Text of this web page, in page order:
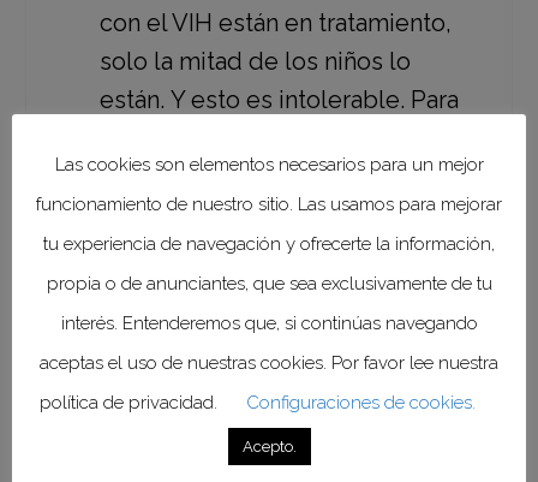
con el VIH están en tratamiento,
solo la mitad de los niños lo
están. Y esto es intolerable. Para
las desigualdades existentes en el
acceso a los recursos”.
“Tras cuatro décadas de
respuesta al VIH, las
desigualdades persisten en los
servicios más básicos, como el
acceso a las pruebas de
Las cookies son elementos necesarios para un mejor
funcionamiento de nuestro sitio. Las usamos para mejorar
tu experiencia de navegación y ofrecerte la información,
propia o de anunciantes, que sea exclusivamente de tu
interés. Entenderemos que, si continúas navegando
aceptas el uso de nuestras cookies. Por favor lee nuestra
política de privacidad.
Configuraciones de cookies.
Acepto.